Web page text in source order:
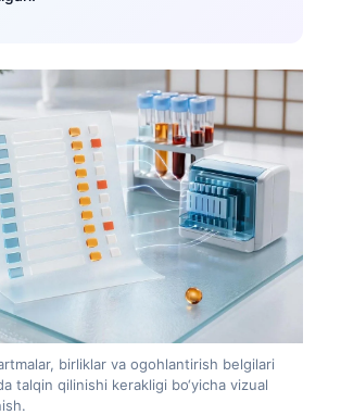
birliklar va ogohlantirish belgilari
talqin qilinishi kerakligi bo‘yicha vizual